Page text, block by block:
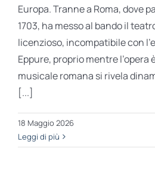
Europa. Tranne a Roma, dove
1703, ha messo al bando il
licenzioso, incompatibile con
Eppure, proprio mentre l’opera
musicale romana si rivela
[...]
18 Maggio 2026
Leggi di più